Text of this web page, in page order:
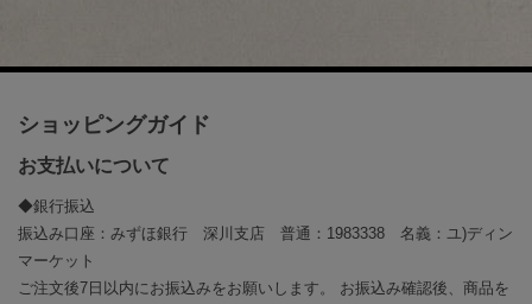
ショッピングガイド
お支払いについて
◆銀行振込
振込み口座：みずほ銀行 深川支店 普通：1983338 名義：ユ)ディン
マーケット
ご注文後7日以内にお振込みをお願いします。 お振込み確認後、商品を